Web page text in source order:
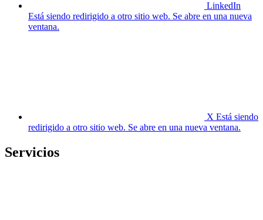
LinkedIn
Está siendo redirigido a otro sitio web. Se abre en una nueva
ventana.
X Está siendo
redirigido a otro sitio web. Se abre en una nueva ventana.
Servicios